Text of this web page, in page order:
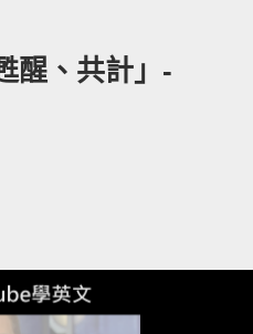
醒、共計」-